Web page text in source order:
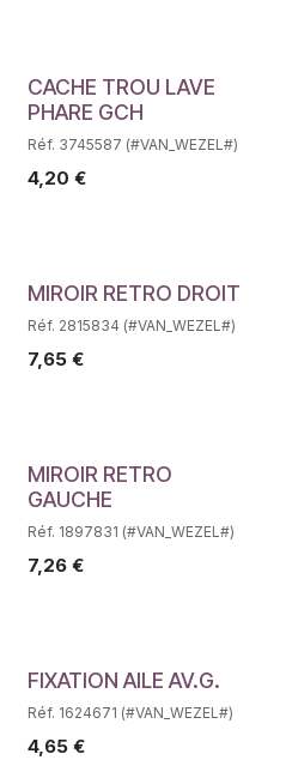
Déstockage
CACHE TROU LAVE
PHARE GCH
Réf. 3745587 (#VAN_WEZEL#)
4,20 €
Déstockage
MIROIR RETRO DROIT
Réf. 2815834 (#VAN_WEZEL#)
7,65 €
Déstockage
MIROIR RETRO
GAUCHE
Réf. 1897831 (#VAN_WEZEL#)
7,26 €
Déstockage
FIXATION AILE AV.G.
Réf. 1624671 (#VAN_WEZEL#)
4,65 €